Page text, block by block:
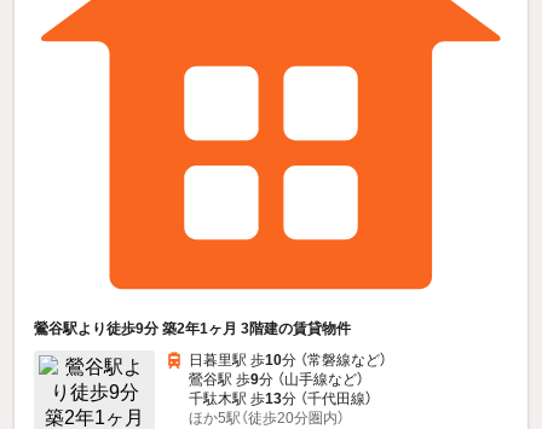
鶯谷駅より徒歩9分 築2年1ヶ月 3階建の賃貸物件
日暮里駅 歩10分 （常磐線など）
鶯谷駅 歩9分 （山手線など）
千駄木駅 歩13分 （千代田線）
ほか5駅（徒歩20分圏内）